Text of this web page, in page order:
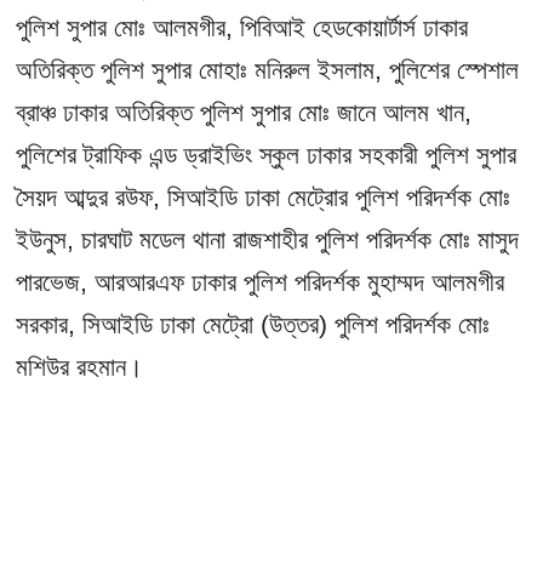
পুলিশ সুপার মোঃ আলমগীর, পিবিআই হেডকোয়ার্টার্স ঢাকার
অতিরিক্ত পুলিশ সুপার মোহাঃ মনিরুল ইসলাম, পুলিশের স্পেশাল
ব্রাঞ্চ ঢাকার অতিরিক্ত পুলিশ সুপার মোঃ জানে আলম খান,
পুলিশের ট্রাফিক এন্ড ড্রাইভিং স্কুল ঢাকার সহকারী পুলিশ সুপার
সৈয়দ আব্দুর রউফ, সিআইডি ঢাকা মেট্রোর পুলিশ পরিদর্শক মোঃ
ইউনুস, চারঘাট মডেল থানা রাজশাহীর পুলিশ পরিদর্শক মোঃ মাসুদ
পারভেজ, আরআরএফ ঢাকার পুলিশ পরিদর্শক মুহাম্মদ আলমগীর
সরকার, সিআইডি ঢাকা মেট্রো (উত্তর) পুলিশ পরিদর্শক মোঃ
মশিউর রহমান।